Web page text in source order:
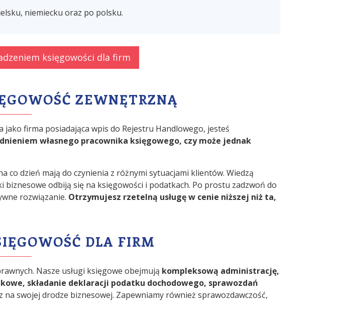
niemiecku oraz po polsku.
księgowości dla firm
ZEWNĘTRZNĄ
firma posiadająca wpis do Rejestru Handlowego, jesteś
własnego pracownika księgowego, czy może jednak
co dzień mają do czynienia z różnymi sytuacjami klientów. Wiedzą
odbiją się na księgowości i podatkach. Po prostu zadzwoń do
rozwiązanie. Otrzymujesz rzetelną usługę w cenie niższej niż ta,
DLA FIRM
Nasze usługi księgowe obejmują kompleksową administrację,
składanie deklaracji podatku dochodowego, sprawozdań
swojej drodze biznesowej. Zapewniamy również sprawozdawczość,